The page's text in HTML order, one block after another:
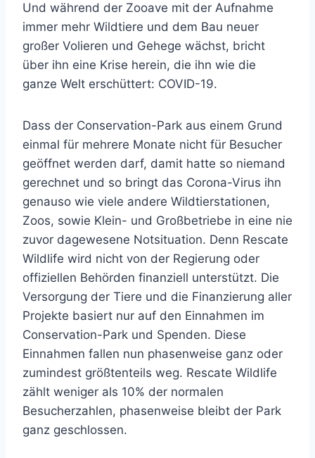
Und während der Zooave mit der Aufnahme
immer mehr Wildtiere und dem Bau neuer
großer Volieren und Gehege wächst, bricht
über ihn eine Krise herein, die ihn wie die
ganze Welt erschüttert: COVID-19.
Dass der Conservation-Park aus einem Grund
einmal für mehrere Monate nicht für Besucher
geöffnet werden darf, damit hatte so niemand
gerechnet und so bringt das Corona-Virus ihn
genauso wie viele andere Wildtierstationen,
Zoos, sowie Klein- und Großbetriebe in eine nie
zuvor dagewesene Notsituation. Denn Rescate
Wildlife wird nicht von der Regierung oder
offiziellen Behörden finanziell unterstützt. Die
Versorgung der Tiere und die Finanzierung aller
Projekte basiert nur auf den Einnahmen im
Conservation-Park und Spenden. Diese
Einnahmen fallen nun phasenweise ganz oder
zumindest größtenteils weg. Rescate Wildlife
zählt weniger als 10% der normalen
Besucherzahlen, phasenweise bleibt der Park
ganz geschlossen.